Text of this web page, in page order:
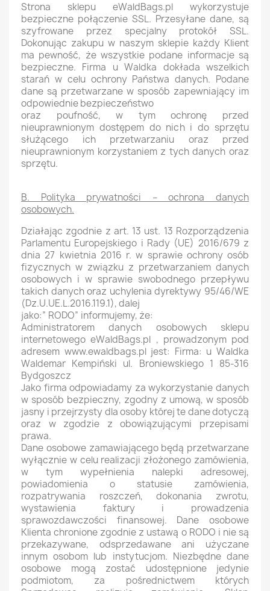
Strona sklepu eWaldBags.pl wykorzystuje
bezpieczne połączenie SSL. Przesyłane dane, są
szyfrowane przez specjalny protokół SSL.
Dokonując zakupu w naszym sklepie każdy Klient
ma pewność, że wszystkie podane informacje są
bezpieczne. Firma u Waldka dokłada wszelkich
starań w celu ochrony Państwa danych. Podane
dane są przetwarzane w sposób zapewniający im
odpowiednie bezpieczeństwo
oraz poufność, w tym ochronę przed
nieuprawnionym dostępem do nich i do sprzętu
służącego ich przetwarzaniu oraz przed
nieuprawnionym korzystaniem z tych danych oraz
sprzętu.
B. Polityka prywatności – ochrona danych
osobowych.
Działając zgodnie z art. 13 ust. 13 Rozporządzenia
Parlamentu Europejskiego i Rady (UE) 2016/679 z
dnia 27 kwietnia 2016 r. w sprawie ochrony osób
fizycznych w związku z przetwarzaniem danych
osobowych i w sprawie swobodnego przepływu
takich danych oraz uchylenia dyrektywy 95/46/WE
(Dz.U.UE.L.2016.119.1), dalej
jako:” RODO” informujemy, że:
Administratorem danych osobowych sklepu
internetowego eWaldBags.pl , prowadzonym pod
adresem www.ewaldbags.pl jest: Firma: u Waldka
Waldemar Kempiński ul. Broniewskiego 1 85-316
Bydgoszcz
Jako firma odpowiadamy za wykorzystanie danych
w sposób bezpieczny, zgodny z umową, w sposób
jasny i przejrzysty dla osoby której te dane dotyczą
oraz w zgodzie z obowiązującymi przepisami
prawa.
Dane osobowe zamawiającego będą przetwarzane
wyłącznie w celu realizacji złożonego zamówienia,
w tym wypełnienia nalepki adresowej,
powiadomienia o statusie zamówienia,
rozpatrywania roszczeń, dokonania zwrotu,
wystawienia faktury i prowadzenia
sprawozdawczości finansowej. Dane osobowe
Klienta chronione zgodnie z ustawą o RODO i nie są
przekazywane, odsprzedawane ani użyczane
innym osobom lub instytucjom. Niezbędne dane
osobowe mogą zostać udostępnione jedynie
podmiotom, za pośrednictwem których